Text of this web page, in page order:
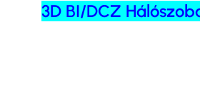
3D BI/DCZ